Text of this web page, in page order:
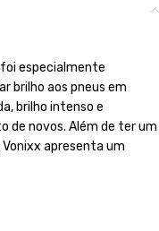
especialmente
brilho aos pneus em
brilho intenso e
de novos. Além de ter um
apresenta um